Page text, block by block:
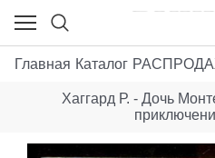
Главная Каталог
Хаггард Р. - Дочь